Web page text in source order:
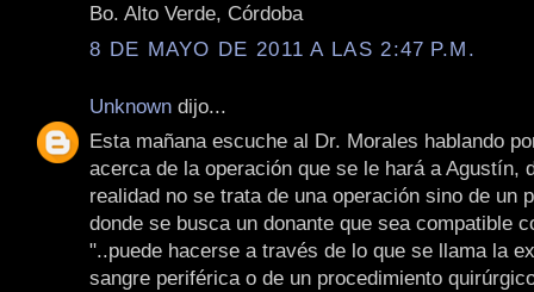
Bo. Alto Verde, Córdoba
8 DE MAYO DE 2011 A LAS 2:47 P.M.
Unknown dijo...
Esta mañana escuche al Dr. Morales hablando
acerca de la operación que se le hará a Agustín,
realidad no se trata de una operación sino de un
donde se busca un donante que sea compatible
"..puede hacerse a través de lo que se llama la
sangre periférica o de un procedimiento